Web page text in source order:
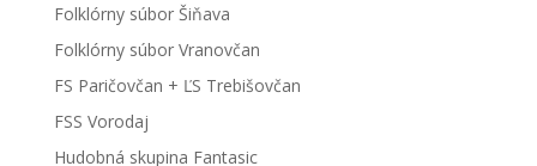
Folklórny súbor Šiňava
Folklórny súbor Vranovčan
FS Paričovčan + ĽS Trebišovčan
FSS Vorodaj
Hudobná skupina Fantasic